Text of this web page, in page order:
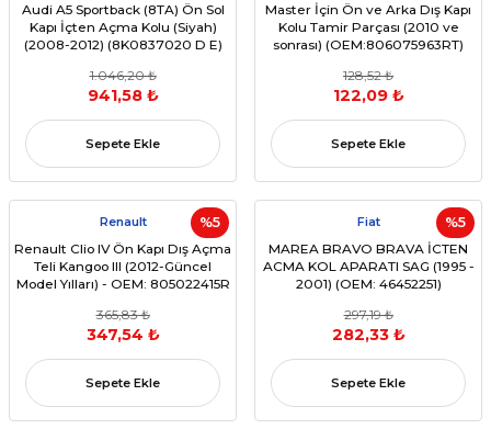
Audi A5 Sportback (8TA) Ön Sol
Kapı İçten Açma Kolu (Siyah)
(2008-2012) (8K0837020 D E)
1.046,20 ₺
941,58 ₺
Sepete Ekle
Master İçin Ön ve Arka Dış Kapı
Kolu Tamir Parçası (2010 ve
sonrası) (OEM:806075963RT)
128,52 ₺
122,09 ₺
Sepete Ekle
%5
Renault
Renault Clio IV Ön Kapı Dış Açma
Teli Kangoo III (2012-Güncel
Model Yılları) - OEM: 805022415R
365,83 ₺
347,54 ₺
Sepete Ekle
%5
Fiat
MAREA BRAVO BRAVA İCTEN
ACMA KOL APARATI SAG (1995 -
2001) (OEM: 46452251)
297,19 ₺
282,33 ₺
Sepete Ekle